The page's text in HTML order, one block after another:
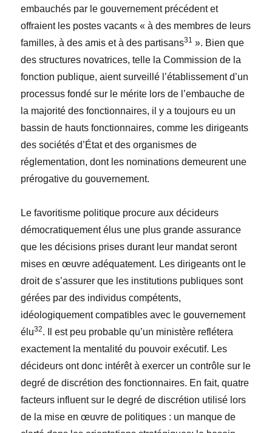
embauchés par le gouvernement précédent et
offraient les postes vacants « à des membres de leurs
familles, à des amis et à des partisans31 ». Bien que
des structures novatrices, telle la Commission de la
fonction publique, aient surveillé l’établissement d’un
processus fondé sur le mérite lors de l’embauche de
la majorité des fonctionnaires, il y a toujours eu un
bassin de hauts fonctionnaires, comme les dirigeants
des sociétés d’État et des organismes de
réglementation, dont les nominations demeurent une
prérogative du gouvernement.
Le favoritisme politique procure aux décideurs
démocratiquement élus une plus grande assurance
que les décisions prises durant leur mandat seront
mises en œuvre adéquatement. Les dirigeants ont le
droit de s’assurer que les institutions publiques sont
gérées par des individus compétents,
idéologiquement compatibles avec le gouvernement
élu32. Il est peu probable qu’un ministère reflétera
exactement la mentalité du pouvoir exécutif. Les
décideurs ont donc intérêt à exercer un contrôle sur le
degré de discrétion des fonctionnaires. En fait, quatre
facteurs influent sur le degré de discrétion utilisé lors
de la mise en œuvre de politiques : un manque de